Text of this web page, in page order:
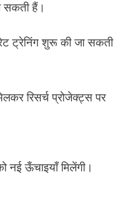
सकती हैं।
ट्रेनिंग शुरू की जा सकती
रिसर्च प्रोजेक्ट्स पर
नई ऊँचाइयाँ मिलेंगी।